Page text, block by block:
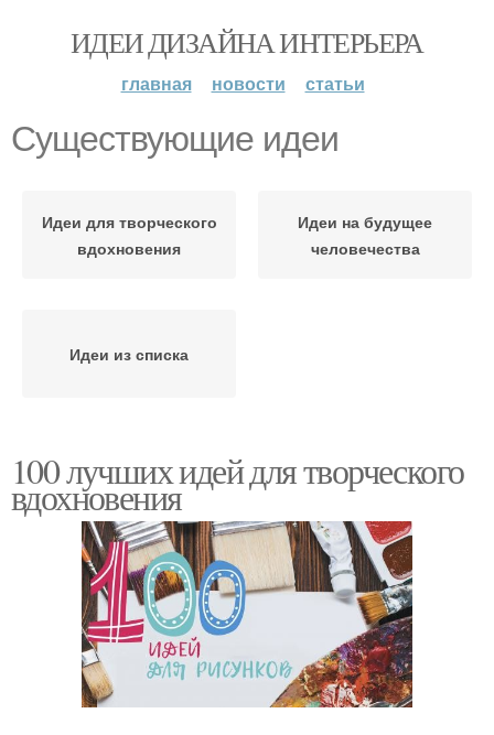
ИДЕИ ДИЗАЙНА ИНТЕРЬЕРА
главная новости статьи
Существующие идеи
Идеи для творческого
вдохновения
Идеи на будущее
человечества
Идеи из списка
100 лучших идей для творческого
вдохновения